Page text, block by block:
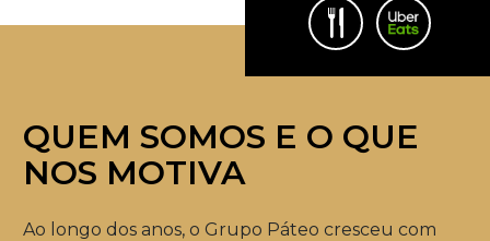
QUEM SOMOS E O QUE
NOS MOTIVA
Ao longo dos anos, o Grupo Páteo cresceu com